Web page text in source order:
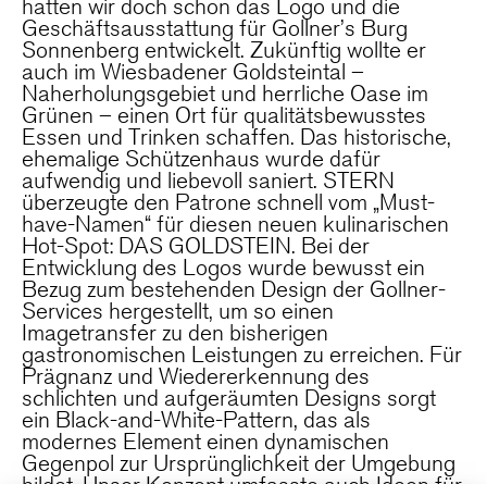
hatten wir doch schon das Logo und die
Geschäftsausstattung für Gollner’s Burg
Sonnenberg entwickelt. Zukünftig wollte er
auch im Wiesbadener Goldsteintal –
Naherholungsgebiet und herrliche Oase im
Grünen – einen Ort für qualitätsbewusstes
Essen und Trinken schaffen. Das historische,
ehemalige Schützenhaus wurde dafür
aufwendig und liebevoll saniert. STERN
überzeugte den Patrone schnell vom „Must-
have-Namen“ für diesen neuen kulinarischen
Hot-Spot: DAS GOLDSTEIN. Bei der
Entwicklung des Logos wurde bewusst ein
Bezug zum bestehenden Design der Gollner-
Services hergestellt, um so einen
Imagetransfer zu den bisherigen
gastronomischen Leistungen zu erreichen. Für
Prägnanz und Wiedererkennung des
schlichten und aufgeräumten Designs sorgt
ein Black-and-White-Pattern, das als
modernes Element einen dynamischen
Gegenpol zur Ursprünglichkeit der Umgebung